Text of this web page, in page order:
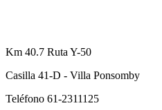
Km 40.7 Ruta Y-50
Casilla 41-D - Villa Ponsomby
Teléfono 61-2311125